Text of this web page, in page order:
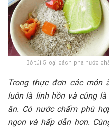
Bỏ túi 5 loại cách pha nước
Trong thực đơn các món
luôn là linh hồn và cũng
ăn. Có nước chấm phù
ngon và hấp dẫn hơn.